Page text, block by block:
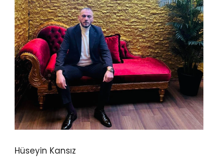
Hüseyin Kansız